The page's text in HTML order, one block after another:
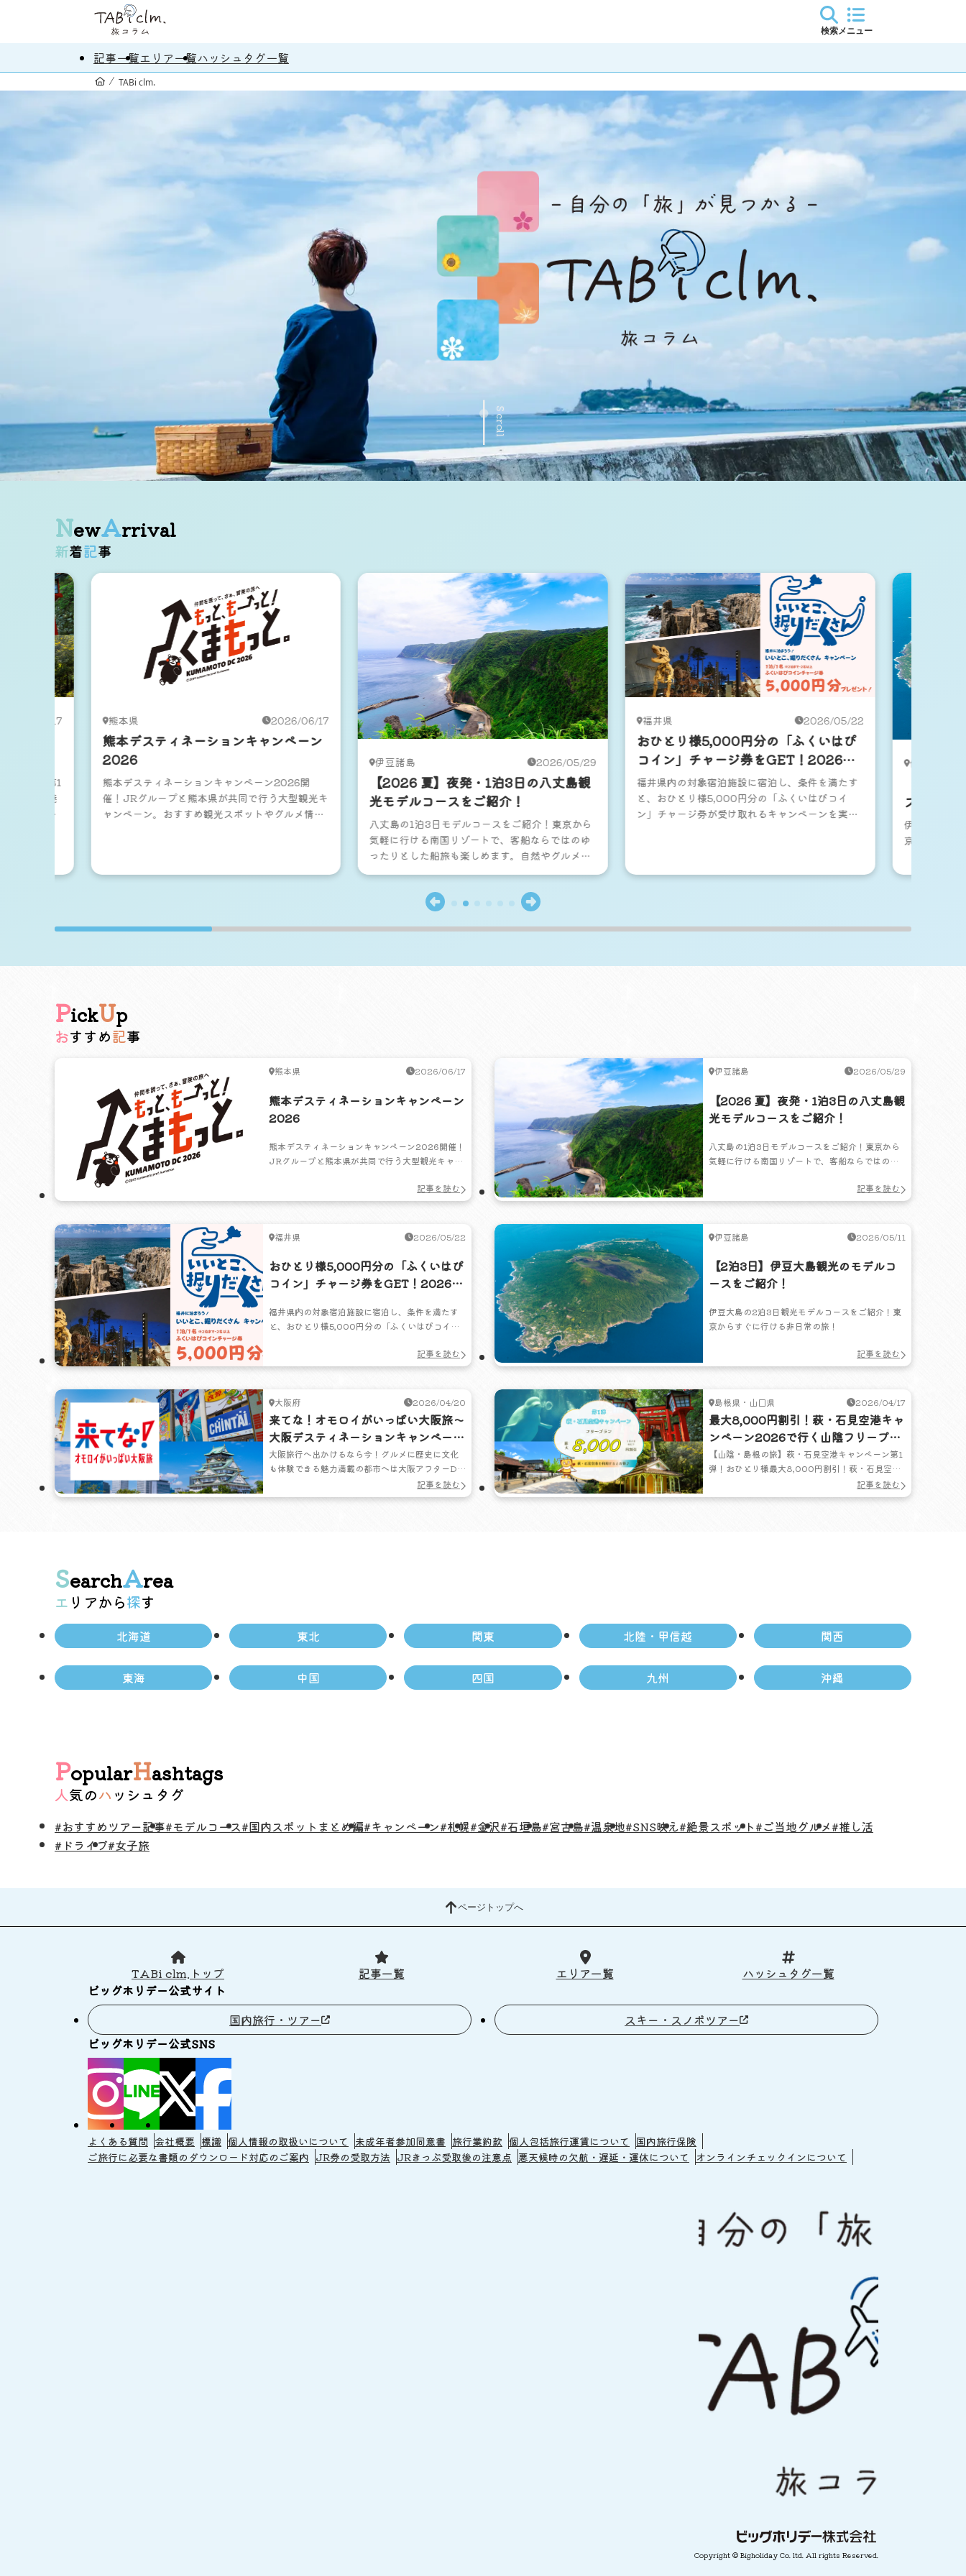
検索 メニュー
記事一覧エリア一覧ハッシュタグ一覧
TABi clm.
Scroll
NewArrival
新着 記事
2026/04/17
ンペーン第1
・石見空港
気の観光ス
熊本県 2026/06/17
熊本デスティネーションキャンペーン
2026
熊本デスティネーションキャンペーン2026開
催！JRグループと熊本県が共同で行う大型観光キ
ャンペーン。おすすめ観光スポットやグルメ情報
伊豆諸島 2026/05/29
【2026 夏】夜発・1泊3日の八丈島観
光モデルコースをご紹介！
八丈島の1泊3日モデルコースをご紹介！東京から
気軽に行ける南国リゾートで、客船ならではのゆ
ったりとした船旅も楽しめます。自然やグルメ、
温泉を満喫する夏の離島旅へ出かけてみません
福井県 2026/05/22
おひとり様5,000円分の「ふくいはぴ
コイン」チャージ券をGET！2026年
は福井へいこう！いいとこ、掘りだく
さんキャンペーン
福井県内の対象宿泊施設に宿泊し、条件を満たす
と、おひとり様5,000円分の「ふくいはぴコイ
ン」チャージ券が受け取れるキャンペーンを実施
伊豆諸島
スをご紹
伊豆大島の2
京からすぐ
PickUp
おすすめ 記事
熊本県 2026/06/17
熊本デスティネーションキャンペーン
2026
熊本デスティネーションキャンペーン2026開催！
JRグループと熊本県が共同で行う大型観光キャン
リア別に紹介。JR利用の熊本旅行で夏の冒険へ出
かけよう。
記事を読む
伊豆諸島 2026/05/29
【2026 夏】夜発・1泊3日の八丈島観
光モデルコースをご紹介！
八丈島の1泊3日モデルコースをご紹介！東京から
気軽に行ける南国リゾートで、客船ならではのゆ
温泉を満喫する夏の離島旅へ出かけてみません
か？
記事を読む
福井県 2026/05/22
おひとり様5,000円分の「ふくいはぴ
コイン」チャージ券をGET！2026年
さんキャンペーン
福井県内の対象宿泊施設に宿泊し、条件を満たす
と、おひとり様5,000円分の「ふくいはぴコイ
中。ビッグホリデーでは、キャンペーン対象施設
と往復JRがセットになったおトクなプランを販売
記事を読む
伊豆諸島 2026/05/11
【2泊3日】伊豆大島観光のモデルコ
ースをご紹介！
伊豆大島の2泊3日観光モデルコースをご紹介！東
京からすぐに行ける非日常の旅！
記事を読む
大阪府 2026/04/20
来てな！オモロイがいっぱい大阪旅～
大阪デスティネーションキャンペーン
アフターキャンペーン～
大阪旅行へ出かけるなら今！グルメに歴史に文化
も体験できる魅力満載の都市へは大阪アフターDC
記事を読む
島根県・山口県 2026/04/17
最大8,000円割引！萩・石見空港キャ
ンペーン2026で行く山陰フリープラ
ン
【山陰・島根の旅】萩・石見空港キャンペーン第1
弾！おひとり様最大8,000円割引！萩・石見空港
キャンペーンを使って島根・山口の人気の観光ス
ポットを旅する山陰フリープランをご紹介しま
記事を読む
SearchArea
エリアから 探す
北海道 東北 関東 北陸・甲信越 関西
東海 中国 四国 九州 沖縄
PopularHashtags
人気の ハッシュタグ
#おすすめツアー記事#モデルコース#国内スポットまとめ編#キャンペーン#札幌#金沢#石垣島#宮古島#温泉地#SNS映え#絶景スポット#ご当地グルメ#推し活
#ドライブ#女子旅
ページトップへ
TABi clm.トップ 記事一覧 エリア一覧
ハッシュタグ一覧
ビッグホリデー公式サイト
国内旅行・ツアー
スキー・スノボツアー
ビッグホリデー公式SNS
よくある質問 会社概要 標識 個人情報の取扱いについて 未成年者参加同意書 旅行業約款 個人包括旅行運賃について 国内旅行保険
ご旅行に必要な書類のダウンロード対応のご案内 JR券の受取方法 JRきっぷ受取後の注意点 悪天候時の欠航・遅延・運休について オンラインチェックインについて
Copyright © Bigholiday Co. ltd. All rights Reserved.